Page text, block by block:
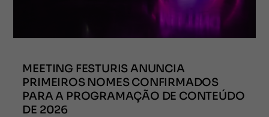
MEETING FESTURIS ANUNCIA
PRIMEIROS NOMES CONFIRMADOS
PARA A PROGRAMAÇÃO DE CONTEÚDO
DE 2026